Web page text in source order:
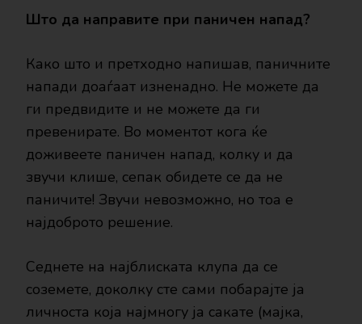
Што да направите при паничен напад?
Како што и претходно напишав, паничните
напади доаѓаат изненадно. Не можете да
ги предвидите и не можете да ги
превенирате. Во моментот кога ќе
доживеете паничен напад, колку и да
звучи клише, сепак обидете се да не
паничите! Звучи невозможно, но тоа е
најдоброто решение.
Седнете на најблиската клупа да се
соземете, доколку сте сами побарајте ја
личноста која најмногу ја сакате (мајка,